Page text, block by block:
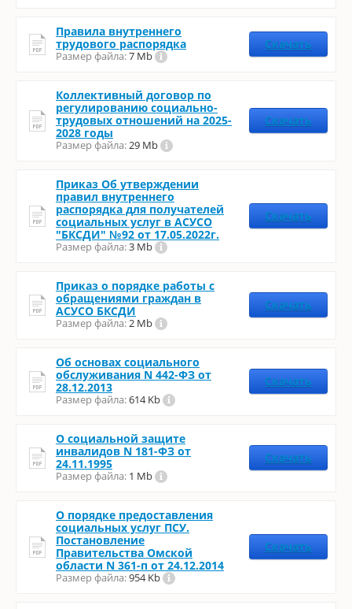
Правила внутреннего
трудового распорядка
Размер файла:7 Mb
Скачать
Коллективный договор по
регулированию социально-
трудовых отношений на 2025-
2028 годы
Размер файла:29 Mb
Скачать
Приказ Об утверждении
правил внутреннего
распорядка для получателей
социальных услуг в АСУСО
"БКСДИ" №92 от 17.05.2022г.
Размер файла:3 Mb
Скачать
Приказ о порядке работы с
обращениями граждан в
АСУСО БКСДИ
Размер файла:2 Mb
Скачать
Об основах социального
обслуживания N 442-ФЗ от
28.12.2013
Размер файла:614 Kb
Скачать
О социальной защите
инвалидов N 181-ФЗ от
24.11.1995
Размер файла: 1 Mb
Скачать
О порядке предоставления
социальных услуг ПСУ.
Постановление
Правительства Омской
области N 361-п от 24.12.2014
Размер файла:954 Kb
Скачать